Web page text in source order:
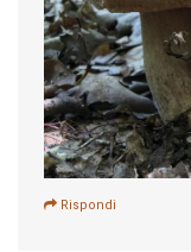
Rispondi